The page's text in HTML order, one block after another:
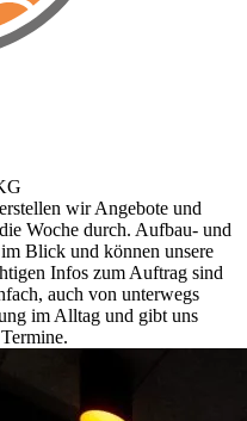
wir Angebote und
Woche durch. Aufbau- und
Blick und können unsere
Infos zum Auftrag sind
auch von unterwegs
im Alltag und gibt uns